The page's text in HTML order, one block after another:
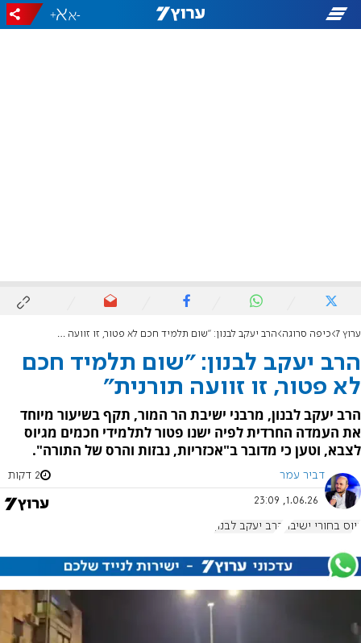
-
+
ערוץ 7 כיפה סרוגה הרב יעקב לבנון: "שום תלמיד חכם לא פטור, זו זוועה תורנית"
הרב יעקב לבנון: "שום תלמיד חכם
לא פטור, זו זוועה תורנית"
הרב יעקב לבנון, מרבני ישיבת הר המור, תקף בשיעור מיוחד
את העמדה החרדית לפיה ישנו פטור לתלמידי חכמים מגיוס
לצבא, וטען כי מדובר ב"אכזריות, נבזות והרס של התורה".
דביר עמר 2 דקות
1.06.26, 23:09
גיוס בחורי ישיבה הרב יעקב לבנון